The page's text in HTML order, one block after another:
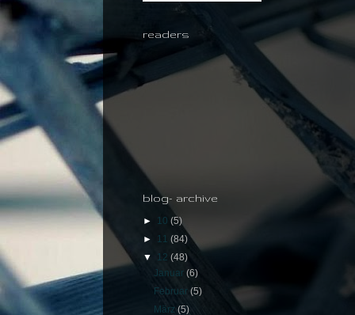
readers
blog- archive
► 10 (5)
► 11 (84)
▼
12 (48)
Januar(6)
Februar(5)
März(5)